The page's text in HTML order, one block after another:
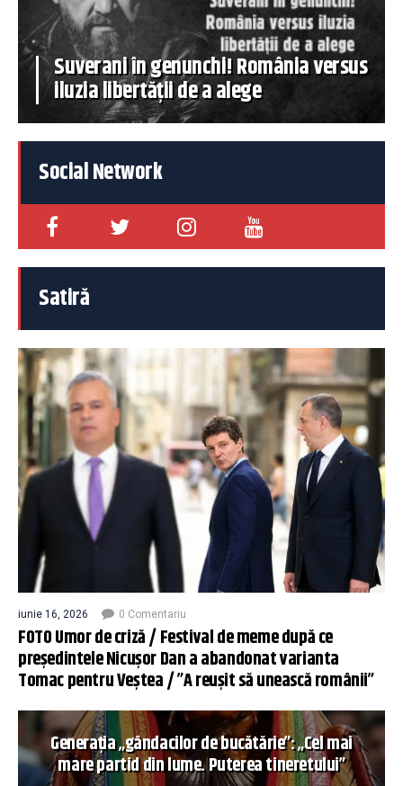
Suverani în genunchi! România versus
iluzia libertății de a alege
Social Network
Satiră
iunie 16, 2026 0 Comentariu
FOTO Umor de criză / Festival de meme după ce
președintele Nicușor Dan a abandonat varianta
Tomac pentru Veștea / ”A reușit să unească românii”
Generația „gândacilor de bucătărie”: „Cel mai
mare partid din lume. Puterea tineretului”